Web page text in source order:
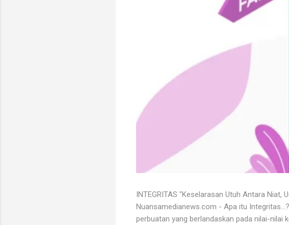
INTEGRITAS "Keselarasan Utuh Antara Niat,
Nuansamedianews.com - Apa itu
perbuatan yang berlandaskan pada nilai-nilai